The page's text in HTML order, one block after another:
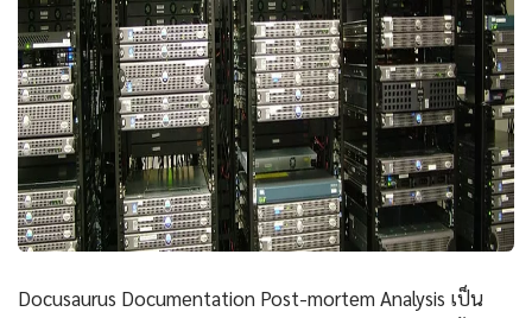
Docusaurus Documentation Post-mortem Analysis เป็น